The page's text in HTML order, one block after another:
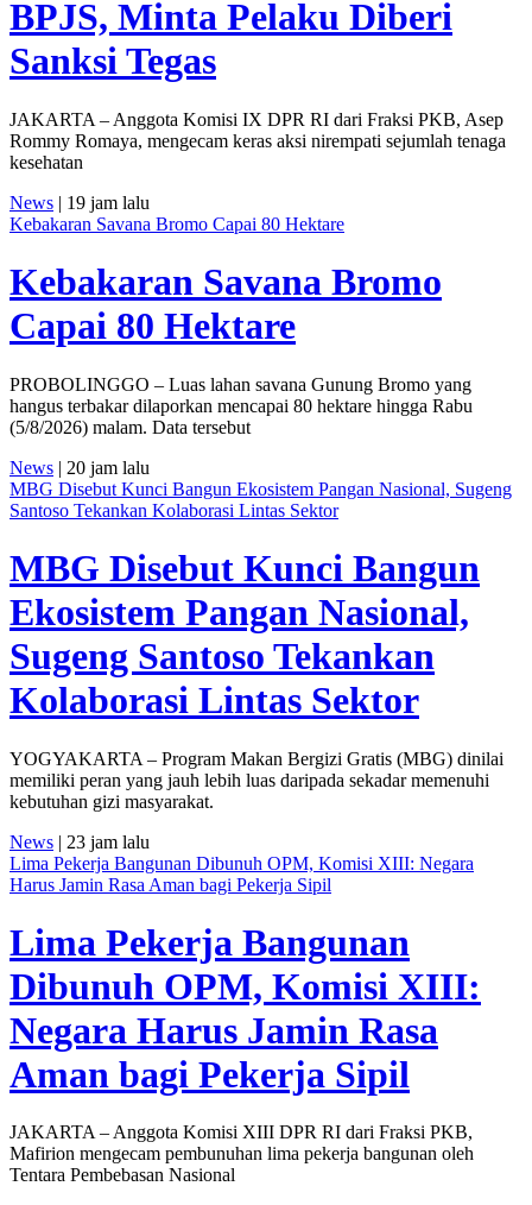
BPJS, Minta Pelaku Diberi
Sanksi Tegas
JAKARTA – Anggota Komisi IX DPR RI dari Fraksi PKB, Asep
Rommy Romaya, mengecam keras aksi nirempati sejumlah tenaga
kesehatan
News | 19 jam lalu
Kebakaran Savana Bromo Capai 80 Hektare
Kebakaran Savana Bromo
Capai 80 Hektare
PROBOLINGGO – Luas lahan savana Gunung Bromo yang
hangus terbakar dilaporkan mencapai 80 hektare hingga Rabu
(5/8/2026) malam. Data tersebut
News | 20 jam lalu
MBG Disebut Kunci Bangun Ekosistem Pangan Nasional, Sugeng
Santoso Tekankan Kolaborasi Lintas Sektor
MBG Disebut Kunci Bangun
Ekosistem Pangan Nasional,
Sugeng Santoso Tekankan
Kolaborasi Lintas Sektor
YOGYAKARTA – Program Makan Bergizi Gratis (MBG) dinilai
memiliki peran yang jauh lebih luas daripada sekadar memenuhi
kebutuhan gizi masyarakat.
News | 23 jam lalu
Lima Pekerja Bangunan Dibunuh OPM, Komisi XIII: Negara
Harus Jamin Rasa Aman bagi Pekerja Sipil
Lima Pekerja Bangunan
Dibunuh OPM, Komisi XIII:
Negara Harus Jamin Rasa
Aman bagi Pekerja Sipil
JAKARTA – Anggota Komisi XIII DPR RI dari Fraksi PKB,
Mafirion mengecam pembunuhan lima pekerja bangunan oleh
Tentara Pembebasan Nasional